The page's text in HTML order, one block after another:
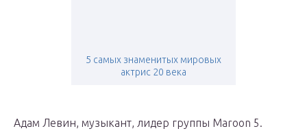
5 самых знаменитых мировых
актрис 20 века
Адам Левин, музыкант, лидер группы Maroon 5.